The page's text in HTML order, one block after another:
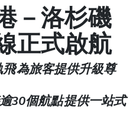
－洛杉磯
正式啟航
為旅客提供升級尊
30個航點 提供一站式